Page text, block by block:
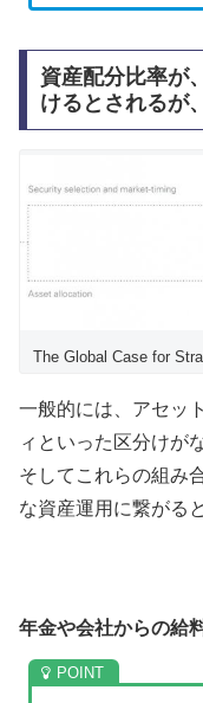
資産配分比率が
けるとされるが
The Global Case for
一般的には、アセッ
ィといった区分けが
そしてこれらの組み
な資産運用に繋がる
年金や会社からの給